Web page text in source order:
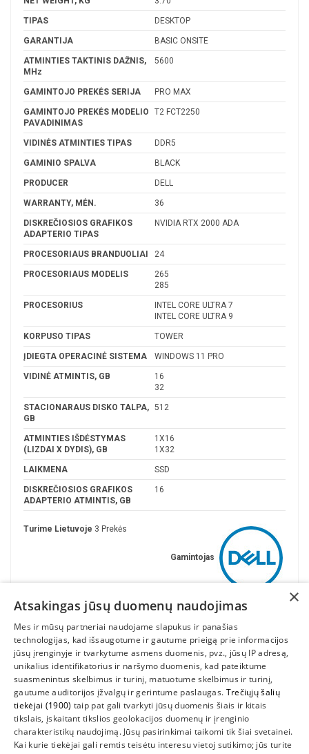
TIPAS DESKTOP
GARANTIJA BASIC ONSITE
ATMINTIES TAKTINIS DAŽNIS,
MHz
5600
GAMINTOJO PREKĖS SERIJA PRO MAX
GAMINTOJO PREKĖS MODELIO
PAVADINIMAS
T2 FCT2250
VIDINĖS ATMINTIES TIPAS DDR5
GAMINIO SPALVA BLACK
PRODUCER DELL
WARRANTY, MĖN. 36
DISKREČIOSIOS GRAFIKOS
ADAPTERIO TIPAS
NVIDIA RTX 2000 ADA
PROCESORIAUS BRANDUOLIAI 24
PROCESORIAUS MODELIS
265
285
PROCESORIUS
INTEL CORE ULTRA 7
INTEL CORE ULTRA 9
KORPUSO TIPAS TOWER
ĮDIEGTA OPERACINĖ SISTEMA WINDOWS 11 PRO
VIDINĖ ATMINTIS, GB
16
32
STACIONARAUS DISKO TALPA,
GB
512
ATMINTIES IŠDĖSTYMAS
(LIZDAI X DYDIS), GB
1X16
1X32
LAIKMENA SSD
DISKREČIOSIOS GRAFIKOS
ADAPTERIO ATMINTIS, GB
16
Gamintojas
Turime Lietuvoje 3 Prekės
INFORMACIJA
SUSIEKITE
×
Atsakingas jūsų duomenų naudojimas
Mes ir mūsų partneriai naudojame slapukus ir panašias
technologijas, kad išsaugotume ir gautume prieigą prie informacijos
jūsų įrenginyje ir tvarkytume asmens duomenis, pvz., jūsų IP adresą,
unikalius identifikatorius ir naršymo duomenis, kad pateiktume
suasmenintus skelbimus ir turinį, matuotume skelbimus ir turinį,
gautume auditorijos įžvalgų ir gerintume paslaugas. Trečiųjų šalių
tiekėjai (1900) taip pat gali tvarkyti jūsų duomenis šiais ir kitais
tikslais, įskaitant tikslios geolokacijos duomenų ir įrenginio
charakteristikų naudojimą. Jūsų pasirinkimai taikomi tik šiai svetainei.
Kai kurie tiekėjai gali remtis teisėtu interesu vietoj sutikimo; jūs turite